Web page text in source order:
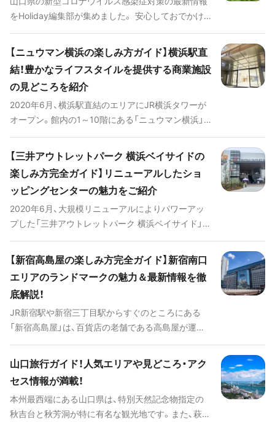
スポシティの「フードパビリオン」についてご紹介い
たします！
をHoliday編集部が集めました。 安心しておでかけ
や旅行ができる日が早く訪れますように。
【ニュウマン横浜の楽しみ方ガイド】横浜駅直
結！豊かなライフスタイルを提供する商業施設
の見どころを紹介
2020年6月、横浜駅直結のエリアにJR横浜タワーが
オープン。館内の1～10階にある「ニュウマン横浜」
は、豊かなライフスタイルを提供する商業施設とし
て注目を集めています。休日や仕事終わりに、ショッ
ピングや食事を楽しむには最高のスポットだと言え
るでしょう。ここでは、ニュウマン横浜に加え、隣接
する「JR横浜鶴屋町ビル」の見どころについても解説
していきます。
【三井アウトレットパーク 横浜ベイサイドの
楽しみ方完全ガイド】リニューアルしたショ
ッピングセンターの魅力をご紹介
2020年6月、大規模リニューアルによりパワーアッ
プした「三井アウトレットパーク 横浜ベイサイド」。
神奈川県横浜市にあるこのアウトレット施設は、全
面的な建て替えにより大きな変身を遂げました。新
店舗の出店や広場の増設など、以前よりもさらに魅
力的な施設が増えたと言えます。ここでは、新しく生
まれ変わった「三井アウトレットパーク横浜 ベイサ
イド」の楽しみ方を紹介します。 # 三井アウトレッ
トパーク 横浜ベイサイドのおすすめ動画
【新宿高島屋の楽しみ方完全ガイド】新宿南口
エリアのランドマークの魅力＆最新情報を徹
底解説！
JR新宿駅や新宿三丁目駅からすぐのところにある
「新宿高島屋」は、百貨店の老舗である高島屋が運営
する複合商業施設です。 本館と、専門店などが入る
南館を総称して「タカシマヤタイムズスクエア」とい
われている本施設は、新宿駅南口〜代々木駅エリア
においてランドマーク的存在として親しまれていま
す。 そんな新宿高島屋は、本館に並ぶ良質なアイテ
ムから専門店のお手頃アイテムまで、何でも揃う豊
山口旅行ガイド！人気エリアや見どころ・アク
セス情報が満載！
本州最西端にある山口県は、特別天然記念物指定の
秋吉台と秋芳洞が特に有名な観光地です。また、萩の